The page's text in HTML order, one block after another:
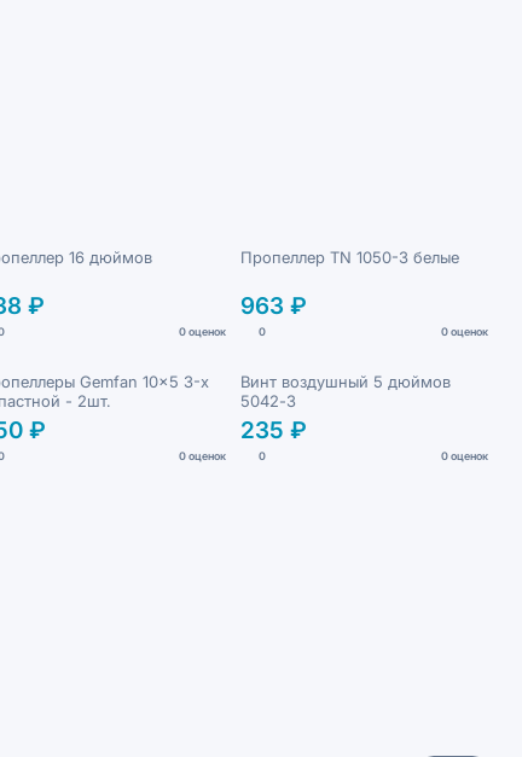
16 дюймов
₽
0 оценок
Пропеллер TN 1050-3 белые
963 ₽
0 0 оценок
Gemfan 10x5 3-х
- 2шт.
₽
0 оценок
Винт воздушный 5 дюймов
5042-3
235 ₽
0 0 оценок